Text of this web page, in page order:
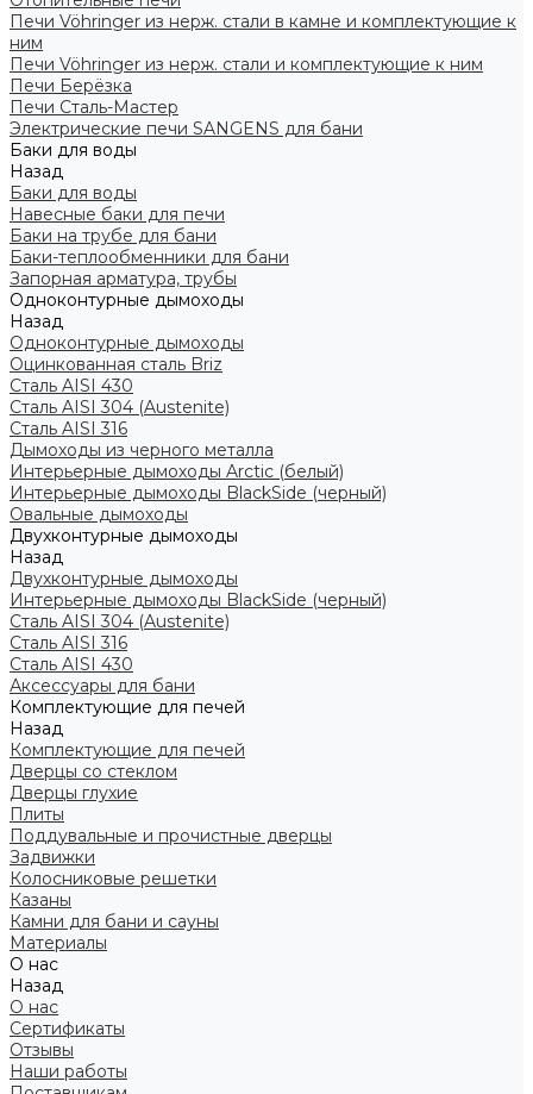
Печи Vöhringer из нерж. стали в камне и комплектующие к
ним
Печи Vöhringer из нерж. стали и комплектующие к ним
Печи Берёзка
Печи Сталь-Мастер
Электрические печи SANGENS для бани
Баки для воды
Назад
Баки для воды
Навесные баки для печи
Баки на трубе для бани
Баки-теплообменники для бани
Запорная арматура, трубы
Одноконтурные дымоходы
Назад
Одноконтурные дымоходы
Оцинкованная сталь Briz
Сталь AISI 430
Сталь AISI 304 (Austenite)
Сталь AISI 316
Дымоходы из черного металла
Интерьерные дымоходы Arctic (белый)
Интерьерные дымоходы BlackSide (черный)
Овальные дымоходы
Двухконтурные дымоходы
Назад
Двухконтурные дымоходы
Интерьерные дымоходы BlackSide (черный)
Сталь AISI 304 (Austenite)
Сталь AISI 316
Сталь AISI 430
Аксессуары для бани
Комплектующие для печей
Назад
Комплектующие для печей
Дверцы со стеклом
Дверцы глухие
Плиты
Поддувальные и прочистные дверцы
Задвижки
Колосниковые решетки
Казаны
Камни для бани и сауны
Материалы
О нас
Назад
О нас
Сертификаты
Отзывы
Наши работы